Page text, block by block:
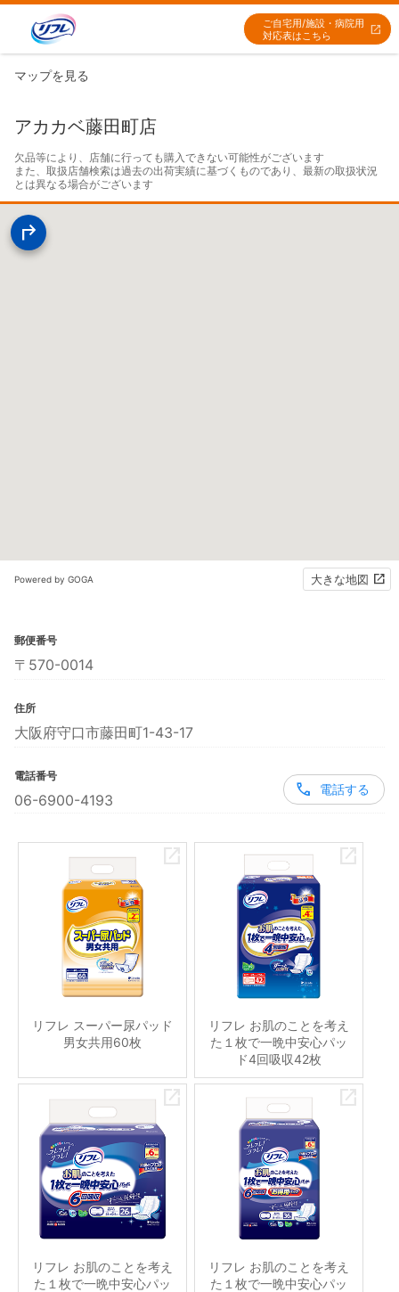
ご自宅用/施設・病院用
対応表はこちら
マップを見る
アカカベ藤田町店
欠品等により、店舗に行っても購入できない可能性がございます
また、取扱店舗検索は過去の出荷実績に基づくものであり、最新の取扱状況
とは異なる場合がございます
Powered by GOGA 大きな地図
郵便番号
〒570-0014
住所
大阪府守口市藤田町1-43-17
電話番号
06-6900-4193
電話する
リフレ スーパー尿パッド
男女共用60枚
リフレ お肌のことを考え
た１枚で一晩中安心パッ
ド4回吸収42枚
リフレ お肌のことを考え
た１枚で一晩中安心パッ
リフレ お肌のことを考え
た１枚で一晩中安心パッ